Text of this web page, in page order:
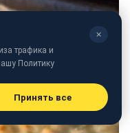
✕
трафика и
Политику
Принять все